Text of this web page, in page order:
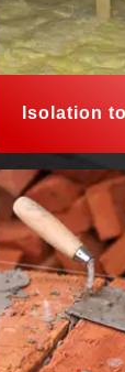
Isolation